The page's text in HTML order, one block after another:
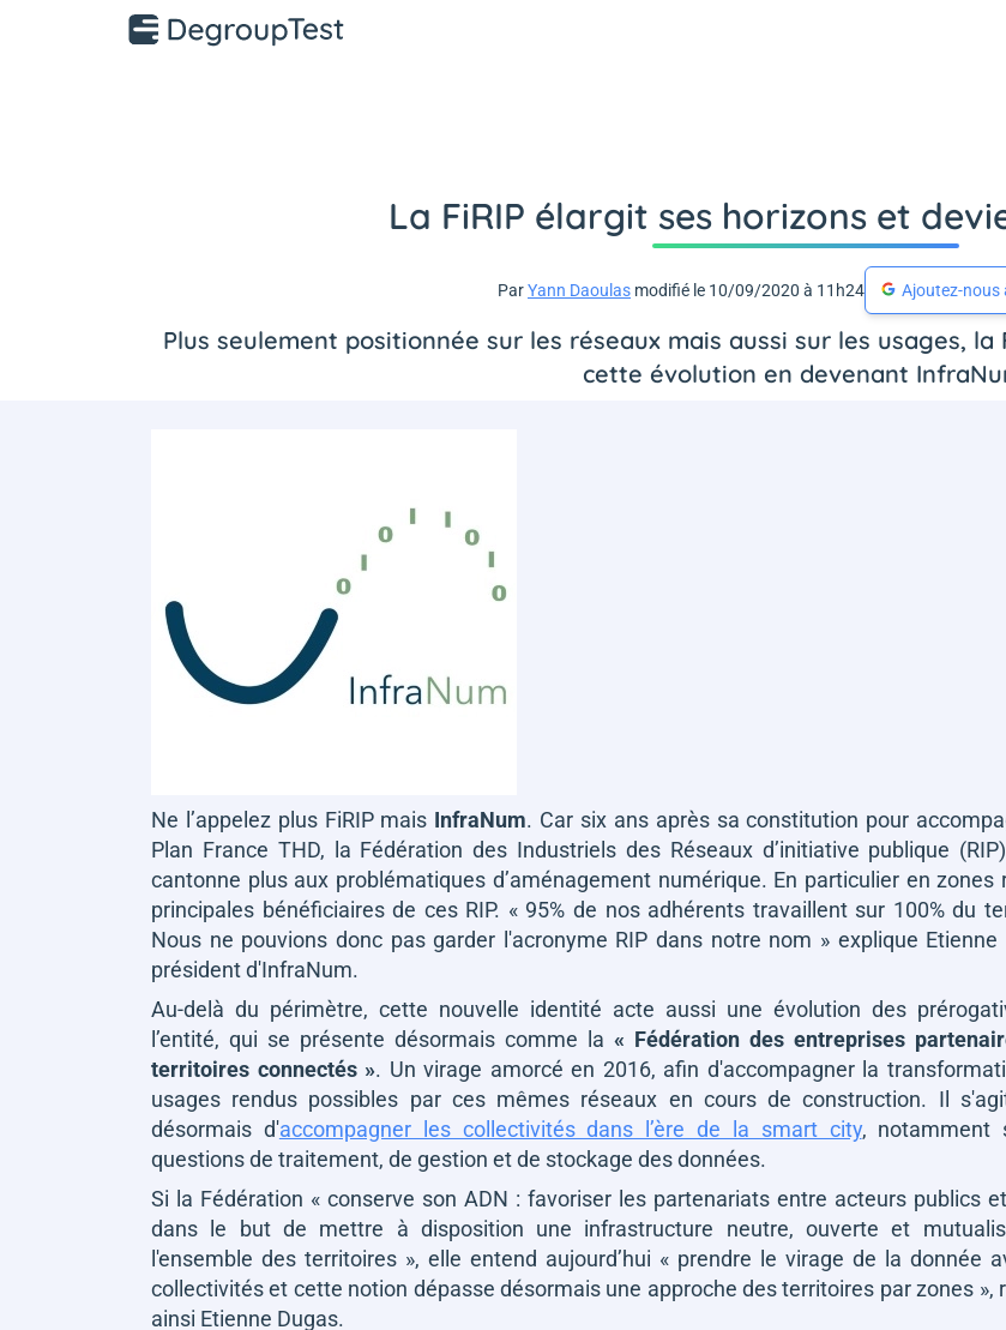
La FiRIP élargit ses horizons et
ParYann Daoulas modifié le 10/09/2020 à 11h24 Ajoutez-nous
Plus seulement positionnée sur les réseaux mais aussi sur les usages,
cette évolution en devenant
Ne l’appelez plus FiRIP mais InfraNum. Car six ans après sa constitution pour
Plan France THD, la Fédération des Industriels des Réseaux d’initiative publique
cantonne plus aux problématiques d’aménagement numérique. En particulier en zones
principales bénéficiaires de ces RIP. « 95% de nos adhérents travaillent sur 100% du
Nous ne pouvions donc pas garder l'acronyme RIP dans notre nom » explique Etienne
président d'InfraNum.
Au-delà du périmètre, cette nouvelle identité acte aussi une évolution des
l’entité, qui se présente désormais comme la « Fédération des entreprises
territoires connectés ». Un virage amorcé en 2016, afin d'accompagner la
usages rendus possibles par ces mêmes réseaux en cours de construction. Il
désormais d'accompagner les collectivités dans l’ère de la smart city, notamment
questions de traitement, de gestion et de stockage des données.
Si la Fédération « conserve son ADN : favoriser les partenariats entre acteurs publics
dans le but de mettre à disposition une infrastructure neutre, ouverte et
l'ensemble des territoires », elle entend aujourd’hui « prendre le virage de la donnée
collectivités et cette notion dépasse désormais une approche des territoires par zones »,
ainsi Etienne Dugas.